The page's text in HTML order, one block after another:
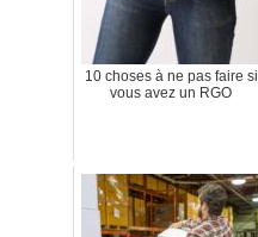
10 choses à ne pas faire si
vous avez un RGO